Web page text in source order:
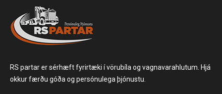
RS partar er sérhæft fyrirtæki í vörubíla og vagnavarahlutum. Hjá
okkur færðu góða og persónulega þjónustu.